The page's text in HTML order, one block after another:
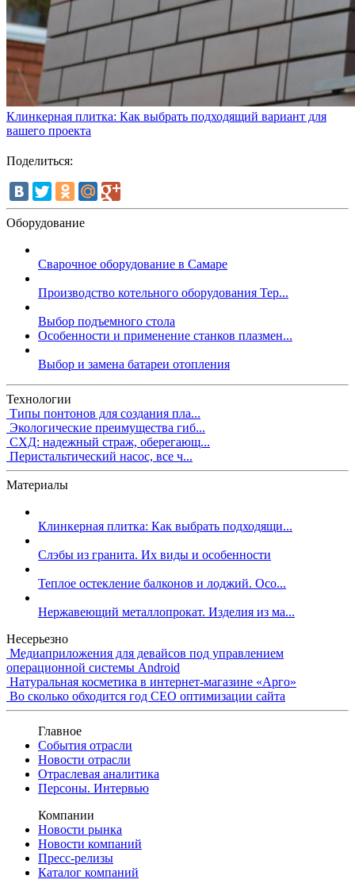
Клинкерная плитка: Как выбрать подходящий вариант для
вашего проекта
Поделиться:
Оборудование
Сварочное оборудование в Самаре
Производство котельного оборудования Тер...
Выбор подъемного стола
Особенности и применение станков плазмен...
Выбор и замена батареи отопления
Технологии
Типы понтонов для создания пла...
Экологические преимущества гиб...
СХД: надежный страж, оберегающ...
Перистальтический насос, все ч...
Материалы
Клинкерная плитка: Как выбрать подходящи...
Слэбы из гранита. Их виды и особенности
Теплое остекление балконов и лоджий. Осо...
Нержавеющий металлопрокат. Изделия из ма...
Несерьезно
Медиаприложения для девайсов под управлением
операционной системы Android
Натуральная косметика в интернет-магазине «Арго»
Во сколько обходится год СЕО оптимизации сайта
Главное
События отрасли
Новости отрасли
Отраслевая аналитика
Персоны. Интервью
Компании
Новости рынка
Новости компаний
Пресс-релизы
Каталог компаний